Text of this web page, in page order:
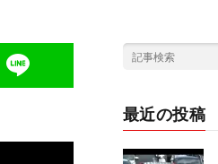
最近の投稿